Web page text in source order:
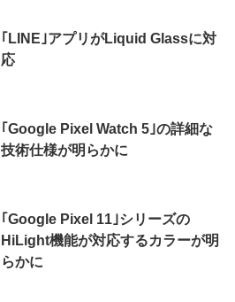
｢LINE｣アプリがLiquid Glassに対
応
｢Google Pixel Watch 5｣の詳細な
技術仕様が明らかに
｢Google Pixel 11｣シリーズの
HiLight機能が対応するカラーが明
らかに